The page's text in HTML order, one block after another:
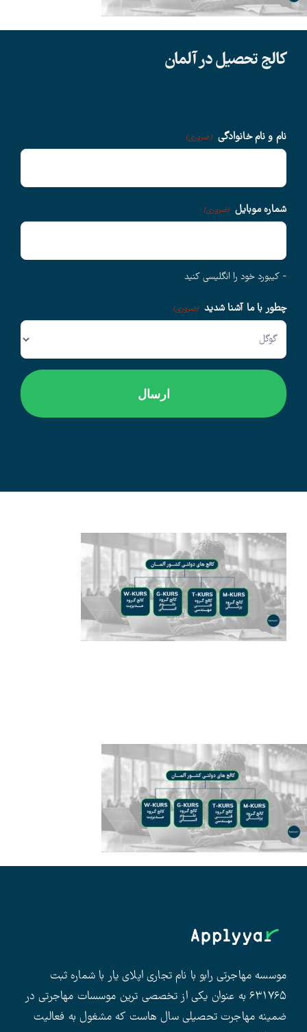
سوالات متداول
اخبار
کالج تحصیل در آلمان
نام و نام خانوادگی (ضروری)
شماره موبایل (ضروری)
- کیبورد خود را انگلیسی کنید
چطور با ما آشنا شدید (ضروری)
موسسه مهاجرتی رابو با نام تجاری اپلای یار با شماره ثبت
۶۳۱۷۶۵ به عنوان یکی از تخصصی ترین موسسات مهاجرتی در
ضمینه مهاجرت تحصیلی سال هاست که مشغول به فعالیت